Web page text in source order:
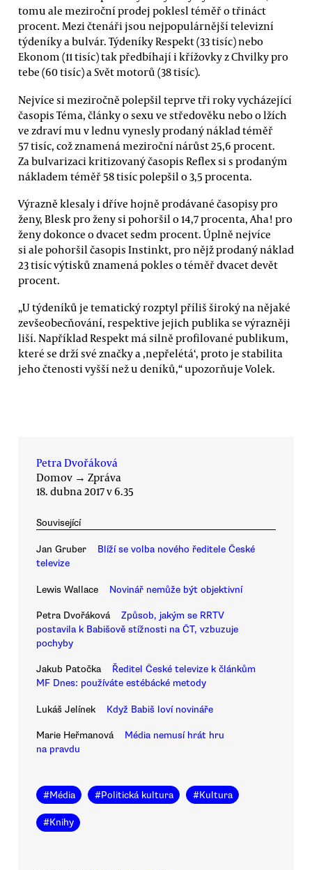
tomu ale meziroční prodej poklesl téměř o třináct
procent. Mezi čtenáři jsou nejpopulárnější televizní
týdeníky a bulvár. Týdeníky Respekt (33 tisíc) nebo
Ekonom (11 tisíc) tak předbíhají i křížovky z Chvilky pro
tebe (60 tisíc) a Svět motorů (38 tisíc).
Nejvíce si meziročně polepšil teprve tři roky vycházející
časopis Téma, články o sexu ve středověku nebo o lžích
ve zdraví mu v lednu vynesly prodaný náklad téměř
57 tisíc, což znamená meziroční nárůst 25,6 procent.
Za bulvarizaci kritizovaný časopis Reflex si s prodaným
nákladem téměř 58 tisíc polepšil o 3,5 procenta.
Výrazně klesaly i dříve hojně prodávané časopisy pro
ženy, Blesk pro ženy si pohoršil o 14,7 procenta, Aha! pro
ženy dokonce o dvacet sedm procent. Úplně nejvíce
si ale pohoršil časopis Instinkt, pro nějž prodaný náklad
23 tisíc výtisků znamená pokles o téměř dvacet devět
procent.
„U týdeníků je tematický rozptyl příliš široký na nějaké
zevšeobecňování, respektive jejich publika se výrazněji
liší. Například Respekt má silně profilované publikum,
které se drží své značky a ‚nepřelétá‘, proto je stabilita
jeho čtenosti vyšší než u deníků,“ upozorňuje Volek.
Petra Dvořáková
Domov → Zpráva
18. dubna 2017 v 6.35
Související
Jan Gruber
Blíží se volba nového ředitele České
televize
Lewis Wallace Novinář nemůže být objektivní
Petra Dvořáková
Způsob, jakým se RRTV
postavila k Babišově stížnosti na ČT, vzbuzuje
pochyby
Jakub Patočka
Ředitel České televize k článkům
MF Dnes: používáte estébácké metody
Lukáš Jelínek Když Babiš loví novináře
Marie Heřmanová
Média nemusí hrát hru
na pravdu
#Média #Politická kultura #Kultura
#Knihy